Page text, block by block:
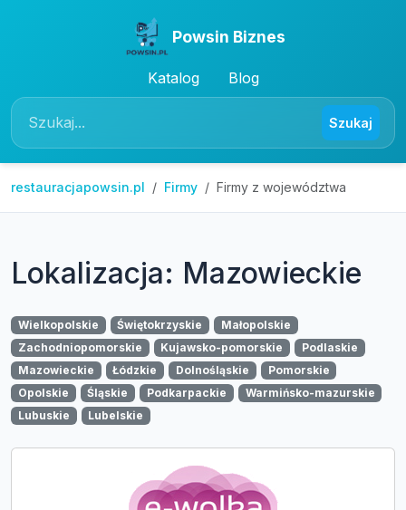
Powsin Biznes
Katalog Blog
Szukaj
restauracjapowsin.pl Firmy Firmy z województwa
Lokalizacja: Mazowieckie
Wielkopolskie Świętokrzyskie
Małopolskie
Zachodniopomorskie
Kujawsko-pomorskie
Podlaskie
Mazowieckie
Łódzkie Dolnośląskie
Pomorskie
Opolskie
Śląskie Podkarpackie
Warmińsko-mazurskie
Lubuskie
Lubelskie